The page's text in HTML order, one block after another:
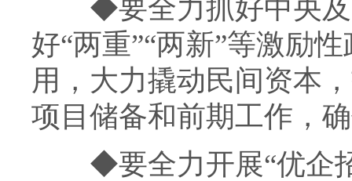
◆要全力抓好中央
好“两重”“两新”等激励
用，大力撬动民间资本
项目储备和前期工作，
◆要全力开展“优企